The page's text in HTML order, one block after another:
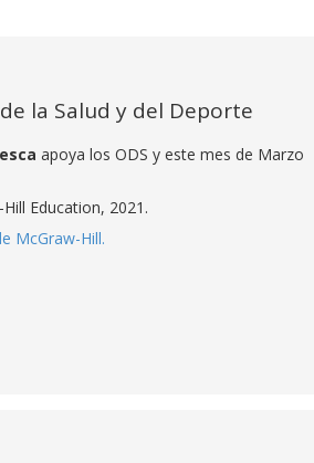
la Salud y del Deporte
apoya los ODS y este mes de Marzo
Education, 2021.
McGraw-Hill.